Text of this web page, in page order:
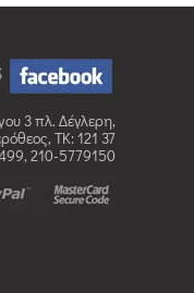
3 πλ. Δέγλερη,
TK: 121 37
210-5779150